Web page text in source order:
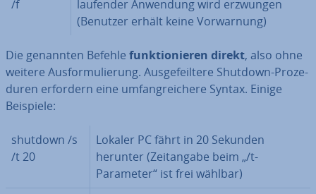
/f
laufender Anwendung wird erzwungen
(Benutzer erhält keine Vor­war­nung)
Die genannten Befehle funk­tio­nie­ren direkt, also ohne
weitere Aus­for­mu­lie­rung. Aus­ge­feil­te­re Shutdown-Pro­ze­
du­ren erfordern eine um­fang­rei­che­re Syntax. Einige
Beispiele:
shutdown /s
/t 20
Lokaler PC fährt in 20 Sekunden
herunter (Zeit­an­ga­be beim „/t-
Parameter“ ist frei wählbar)